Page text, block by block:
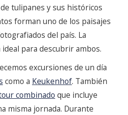
tulipanes y sus históricos
forman uno de los paisajes
del país. La
para descubrir ambos.
excursiones de un día
como a Keukenhof. También
combinado que incluye
misma jornada. Durante